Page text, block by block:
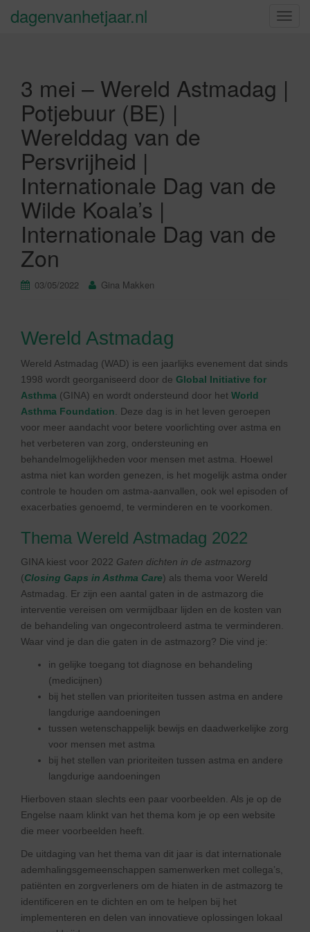
S
k
dagenvanhetjaar.nl
3 mei – Wereld Astmadag |
Potjebuur (BE) |
Werelddag van de
Persvrijheid |
Internationale Dag van de
Wilde Koala’s |
Internationale Dag van de
Zon
03/05/2022 Gina Makken
Wereld Astmadag
Wereld Astmadag (WAD) is een jaarlijks evenement dat sinds
1998 wordt georganiseerd door de Global Initiative for
Asthma (GINA) en wordt ondersteund door het World
Asthma Foundation . Deze dag is in het leven geroepen
voor meer aandacht voor betere voorlichting over astma en
het verbeteren van zorg, ondersteuning en
behandelmogelijkheden voor mensen met astma. Hoewel
astma niet kan worden genezen, is het mogelijk astma onder
controle te houden om astma-aanvallen, ook wel episoden of
exacerbaties genoemd, te verminderen en te voorkomen.
Thema Wereld Astmadag 2022
GINA kiest voor 2022 Gaten dichten in de astmazorg
(Closing Gaps in Asthma Care) als thema voor Wereld
Astmadag. Er zijn een aantal gaten in de astmazorg die
interventie vereisen om vermijdbaar lijden en de kosten van
de behandeling van ongecontroleerd astma te verminderen.
Waar vind je dan die gaten in de astmazorg? Die vind je:
in gelijke toegang tot diagnose en behandeling
(medicijnen)
bij het stellen van prioriteiten tussen astma en andere
langdurige aandoeningen
tussen wetenschappelijk bewijs en daadwerkelijke zorg
voor mensen met astma
bij het stellen van prioriteiten tussen astma en andere
langdurige aandoeningen
Hierboven staan slechts een paar voorbeelden. Als je op de
Engelse naam klinkt van het thema kom je op een website
die meer voorbeelden heeft.
De uitdaging van het thema van dit jaar is dat internationale
ademhalingsgemeenschappen samenwerken met collega’s,
patiënten en zorgverleners om de hiaten in de astmazorg te
identificeren en te dichten en om te helpen bij het
implementeren en delen van innovatieve oplossingen lokaal